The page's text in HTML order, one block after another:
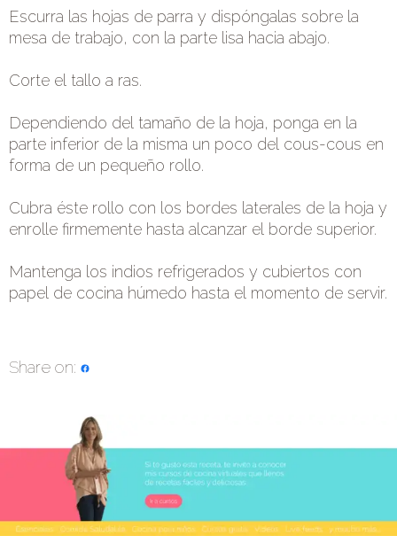
Escurra las hojas de parra y dispóngalas sobre la
mesa de trabajo, con la parte lisa hacia abajo.
Corte el tallo a ras.
Dependiendo del tamaño de la hoja, ponga en la
parte inferior de la misma un poco del cous-cous en
forma de un pequeño rollo.
Cubra éste rollo con los bordes laterales de la hoja y
enrolle firmemente hasta alcanzar el borde superior.
Mantenga los indios refrigerados y cubiertos con
papel de cocina húmedo hasta el momento de servir.
Share on: